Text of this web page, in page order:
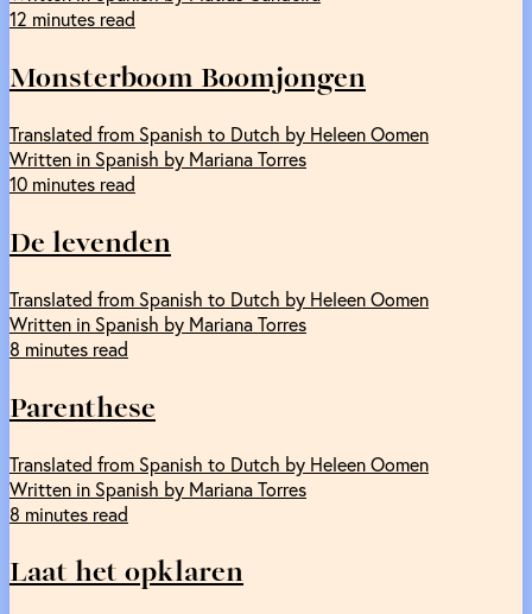
12 minutes read
Monsterboom Boomjongen
Translated from Spanish to Dutch by Heleen Oomen
Written in Spanish by Mariana Torres
10 minutes read
De levenden
Translated from Spanish to Dutch by Heleen Oomen
Written in Spanish by Mariana Torres
8 minutes read
Parenthese
Translated from Spanish to Dutch by Heleen Oomen
Written in Spanish by Mariana Torres
8 minutes read
Laat het opklaren